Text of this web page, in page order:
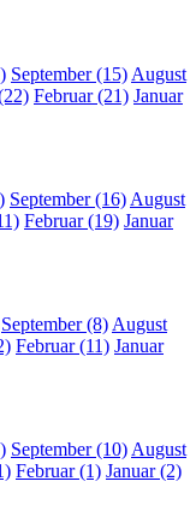
September (15) August
Februar (21) Januar
September (16) August
Februar (19) Januar
September (8) August
Februar (11) Januar
September (10) August
Februar (1) Januar (2)